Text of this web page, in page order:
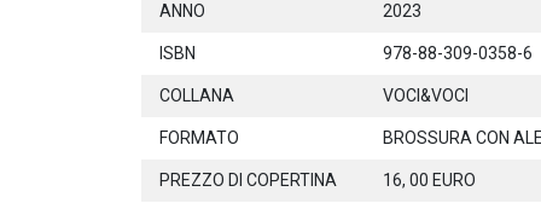
ANNO 2023
ISBN 978-88-309-0358-6
COLLANA VOCI&VOCI
FORMATO BROSSURA CON
PREZZO DI COPERTINA 16, 00 EURO